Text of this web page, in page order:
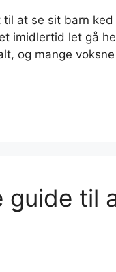
at se sit barn
imidlertid let gå
og mange
guide til